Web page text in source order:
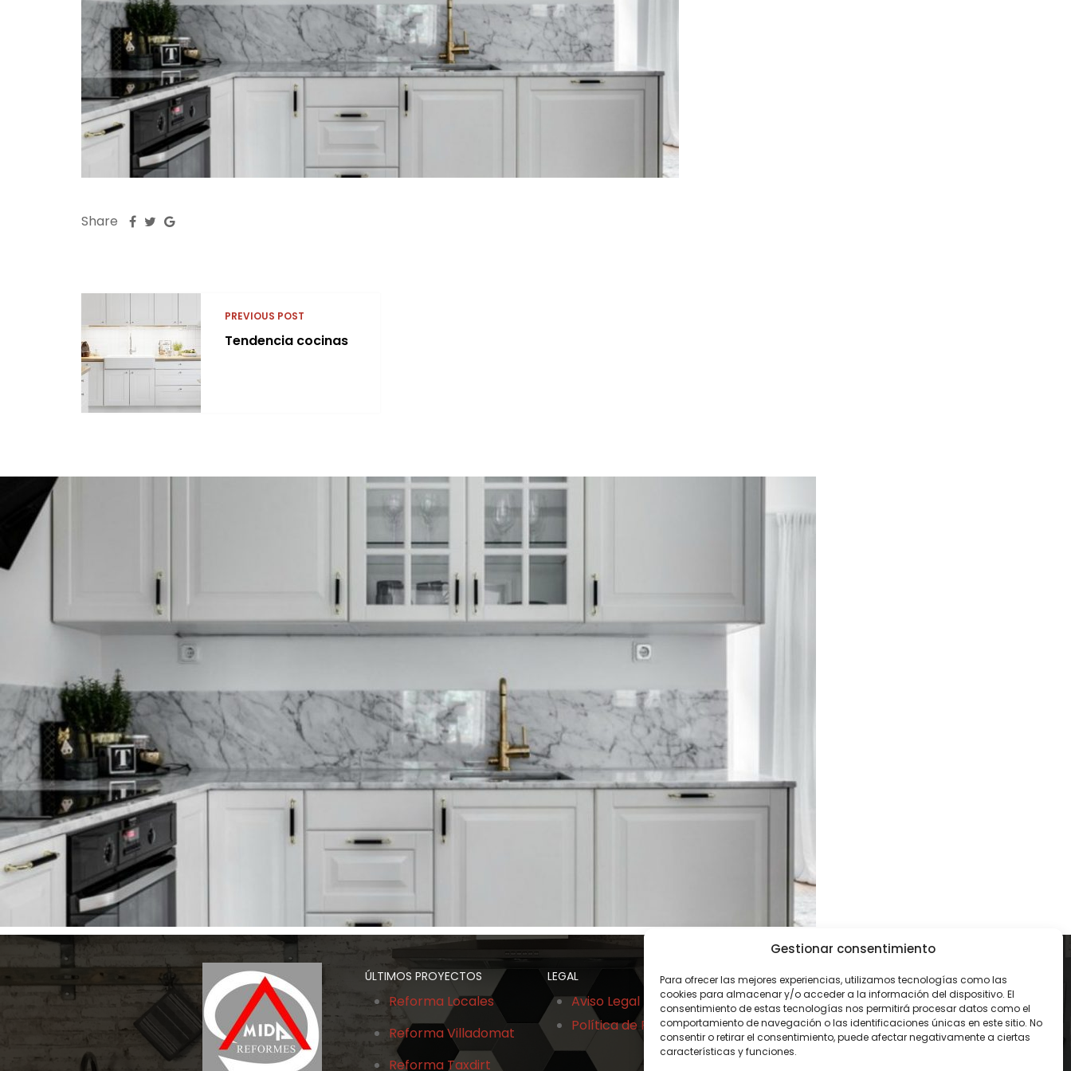
Gestionar consentimiento
Para ofrecer las mejores experiencias, utilizamos tecnologías como las
cookies para almacenar y/o acceder a la información del dispositivo. El
consentimiento de estas tecnologías nos permitirá procesar datos como el
comportamiento de navegación o las identificaciones únicas en este sitio. No
consentir o retirar el consentimiento, puede afectar negativamente a ciertas
características y funciones.
Share
PREVIOUS POST
Tendencia cocinas
ÚLTIMOS PROYECTOS
Reforma Locales
Reforma Villadomat
Reforma Taxdirt
LEGAL
Aviso Legal
Política de Privacidad
CONTACTO
93 119 00 68
contacto@amidareform